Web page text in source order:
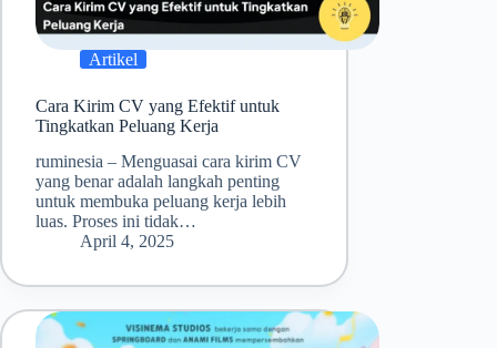
Artikel
Cara Kirim CV yang Efektif untuk
Tingkatkan Peluang Kerja
ruminesia – Menguasai cara kirim CV
yang benar adalah langkah penting
untuk membuka peluang kerja lebih
luas. Proses ini tidak…
April 4, 2025